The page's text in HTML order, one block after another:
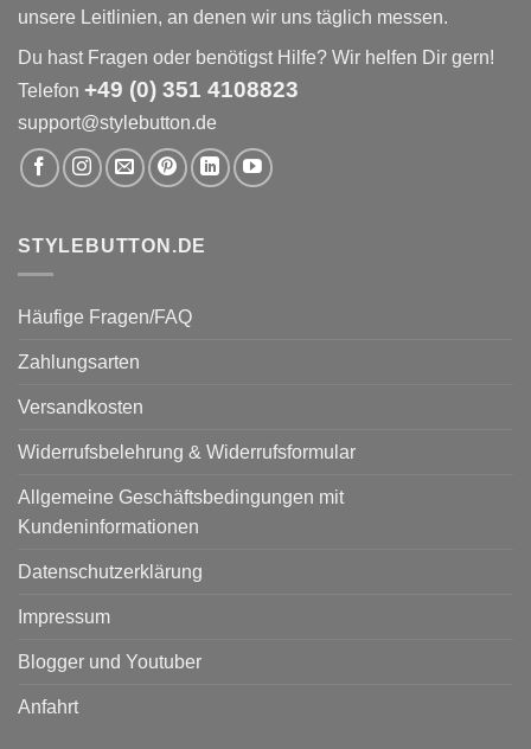
unsere Leitlinien, an denen wir uns täglich messen.
Du hast Fragen oder benötigst Hilfe? Wir helfen Dir gern!
Telefon +49 (0) 351 4108823
support@stylebutton.de
STYLEBUTTON.DE
Häufige Fragen/FAQ
Zahlungsarten
Versandkosten
Widerrufsbelehrung & Widerrufsformular
Allgemeine Geschäftsbedingungen mit
Kundeninformationen
Datenschutzerklärung
Impressum
Blogger und Youtuber
Anfahrt